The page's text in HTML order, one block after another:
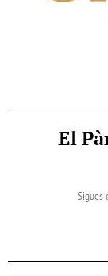
El
Sigues